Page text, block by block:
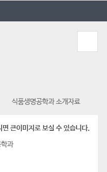
식품생명공학과 소개자료
큰이미지로 보실 수 있습니다.